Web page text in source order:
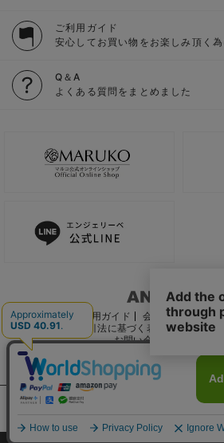
ご利用ガイド
安心してお買い物をお楽しみ頂く為
Q＆A
よくある質問をまとめました
ご利用ガイド 会社概要 電子
特定商取引法に基づく表記
個人情報
お問い合わせ
サイト内の文章、画像などの著作物はマルコ株